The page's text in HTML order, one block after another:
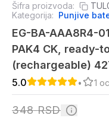
Šifra proizvoda:
Kategorija: Punjive
EG-BA-AAA8R4-
PAK4 CK, ready-
(rechargeable)
5.0 • 1
348 RSD